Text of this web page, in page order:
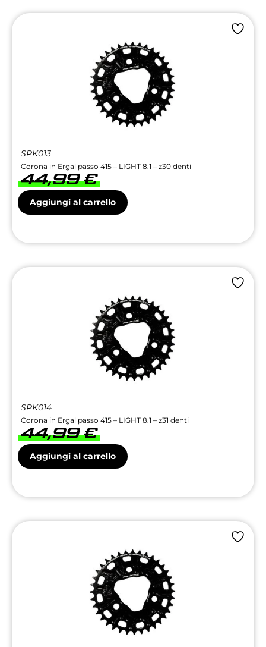
SPK013
Corona in Ergal passo 415 – LIGHT 8.1 – z30 denti
44,99€
Aggiungi al carrello
SPK014
Corona in Ergal passo 415 – LIGHT 8.1 – z31 denti
44,99€
Aggiungi al carrello